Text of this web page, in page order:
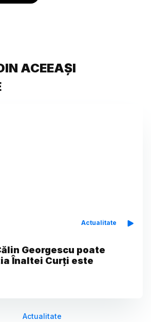
ACEEAȘI
Actualitate
Georgescu poate
Înaltei Curți este
Actualitate